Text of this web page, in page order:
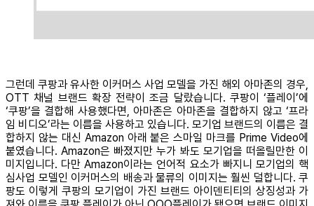
그런데 쿠팡과 유사한 이커머스 사업 모델을 가진 해외 아마존의 경우,
OTT 채널 브랜드 확장 전략이 조금 달랐습니다. 쿠팡이 ‘플레이’에
‘쿠팡’을 결합해 사용했다면, 아마존은 아마존을 결합하지 않고 ‘프라
임 비디오’라는 이름을 사용하고 있습니다. 모기업 브랜드의 이름은 결
합하지 않는 대신 Amazon 아래 붙은 스마일 마크를 Prime Video에
붙였습니다. Amazon은 빠졌지만 누가 봐도 모기업을 떠올릴만한 이
미지입니다. 다만 Amazon이라는 언어적 요소가 빠지니 모기업의 핵
심사업 모델인 이커머스의 배송과 물류의 이미지는 훨씬 덜합니다. 쿠
팡도 이렇게 쿠팡의 모기업이 가진 브랜드 아이덴티티의 상징성과 가